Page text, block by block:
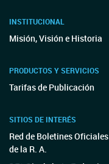
INSTITUCIONAL
Misión, Visión e Historia
PRODUCTOS Y SERVICIOS
Tarifas de Publicación
SITIOS DE INTERÉS
Red de Boletines Oficiales
de la R. A.